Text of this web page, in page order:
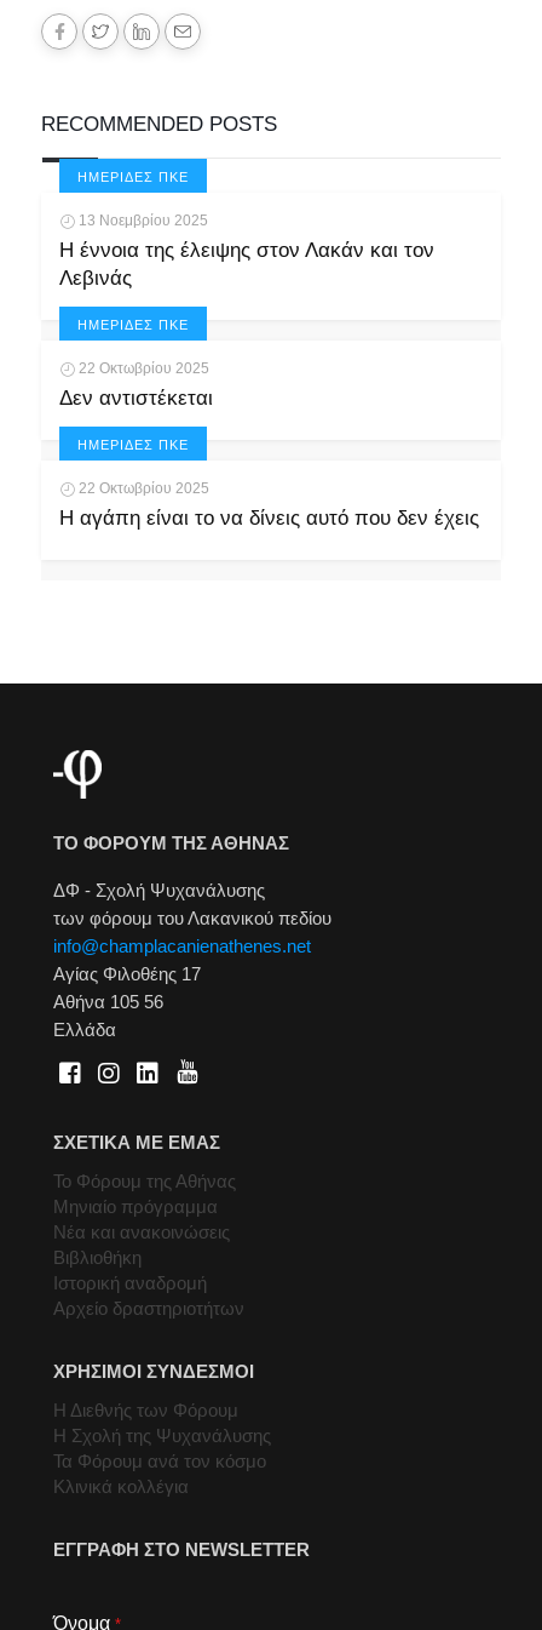
RECOMMENDED POSTS
ΗΜΕΡΊΔΕΣ ΠΚΕ
13 Νοεμβρίου 2025
Η έννοια της έλειψης στον Λακάν και τον
Λεβινάς
ΗΜΕΡΊΔΕΣ ΠΚΕ
22 Οκτωβρίου 2025
Δεν αντιστέκεται
ΗΜΕΡΊΔΕΣ ΠΚΕ
22 Οκτωβρίου 2025
Η αγάπη είναι το να δίνεις αυτό που δεν έχεις
ΤΟ ΦΟΡΟΥΜ ΤΗΣ ΑΘΗΝΑΣ
ΔΦ - Σχολή Ψυχανάλυσης
των φόρουμ του Λακανικού πεδίου
info@champlacanienathenes.net
Αγίας Φιλοθέης 17
Αθήνα 105 56
Ελλάδα
ΣΧΕΤΙΚΑ ΜΕ ΕΜΑΣ
Το Φόρουμ της Αθήνας
Μηνιαίο πρόγραμμα
Νέα και ανακοινώσεις
Βιβλιοθήκη
Ιστορική αναδρομή
Αρχείο δραστηριοτήτων
ΧΡΗΣΙΜΟΙ ΣΥΝΔΕΣΜΟΙ
Η Διεθνής των Φόρουμ
Η Σχολή της Ψυχανάλυσης
Τα Φόρουμ ανά τον κόσμο
Κλινικά κολλέγια
ΕΓΓΡΑΦΗ ΣΤΟ NEWSLETTER
Όνομα *